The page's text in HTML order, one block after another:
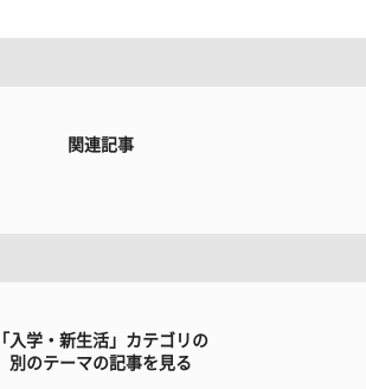
関連記事
「入学・新生活」カテゴリの
別のテーマの記事を見る